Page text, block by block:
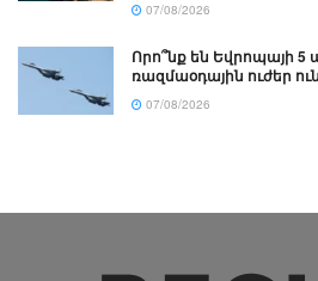
07/08/2026
Որո՞նք են Եվրոպայի 5
ռազմաօդային ուժեր
07/08/2026